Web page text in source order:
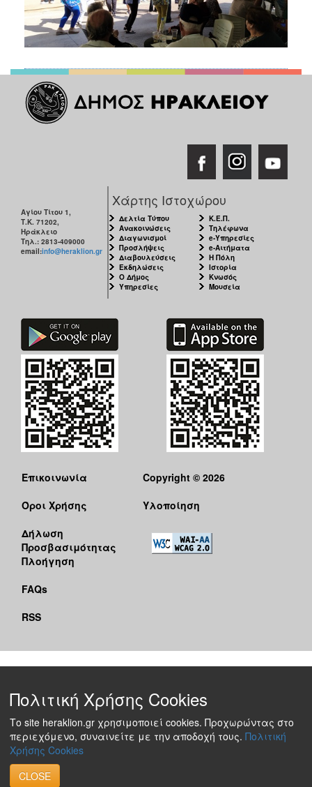
Αγίου Τίτου 1,
Τ.Κ. 71202,
Ηράκλειο
Τηλ.: 2813-409000
email:info@heraklion.gr
Χάρτης Ιστοχώρου
Δελτία Τύπου
Ανακοινώσεις
Διαγωνισμοί
Προσλήψεις
Διαβουλεύσεις
Εκδηλώσεις
Ο Δήμος
Υπηρεσίες
Κ.Ε.Π.
Τηλέφωνα
e-Υπηρεσίες
e-Αιτήματα
Η Πόλη
Ιστορία
Κνωσός
Μουσεία
Επικοινωνία
Όροι Χρήσης
Δήλωση
Προσβασιμότητας
Πλοήγηση
FAQs
RSS
Copyright © 2026
Υλοποίηση
Πολιτική Χρήσης Cookies
Το site heraklion.gr χρησιμοποιεί cookies. Προχωρώντας στο
περιεχόμενο, συναινείτε με την αποδοχή τους. Πολιτική
Χρήσης Cookies
CLOSE